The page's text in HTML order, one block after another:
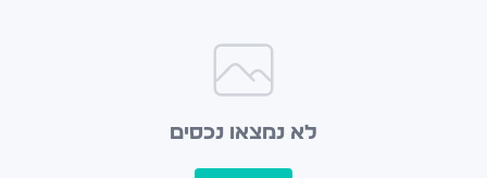
לא נמצאו נכסים